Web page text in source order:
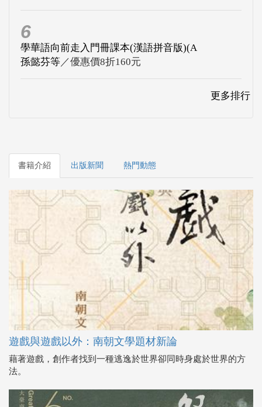
6
學華語向前走入門冊課本(漢語拼音版)(A
孫懿芬等／優惠價8折160元
更多排行
書籍介紹 出版新聞 熱門動態
遊戲與遊戲以外：南朝文學題材新論
藉著遊戲，創作者找到一種逃逸於世界卻同時身處於世界的方
法。